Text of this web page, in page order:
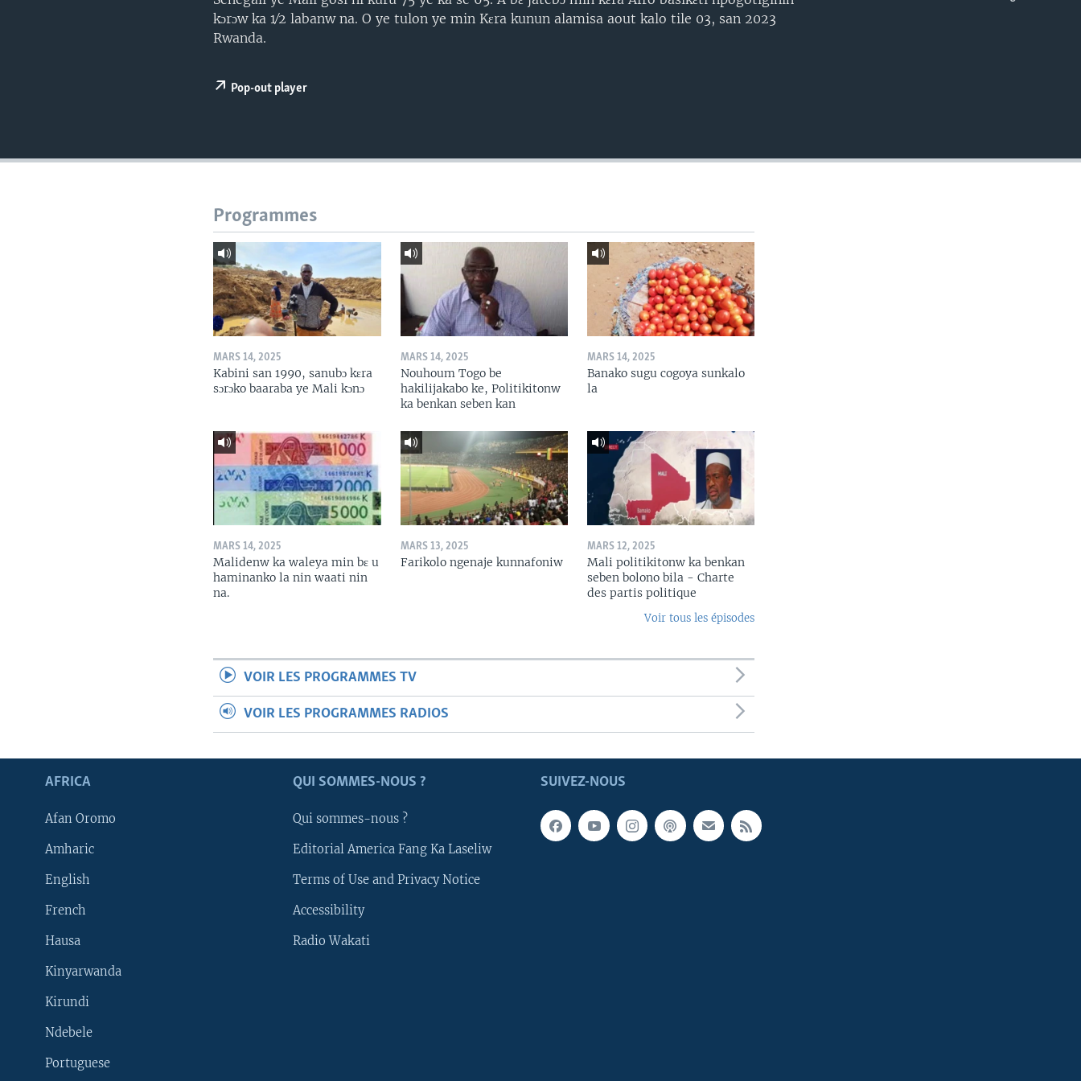
kɔrɔw ka 1⁄2 labanw na. O ye tulon ye min Kɛra kunun alamisa aout kalo tile 03, san 2023
Rwanda.
Pop-out player
Programmes
MARS 14, 2025
Kabini san 1990, sanubɔ kɛra
sɔrɔko baaraba ye Mali kɔnɔ
MARS 14, 2025
Nouhoum Togo be
hakilijakabo ke, Politikitonw
ka benkan seben kan
MARS 14, 2025
Banako sugu cogoya sunkalo
la
MARS 14, 2025
Malidenw ka waleya min bɛ u
haminanko la nin waati nin
na.
MARS 13, 2025
Farikolo ngenaje kunnafoniw
MARS 12, 2025
Mali politikitonw ka benkan
seben bolono bila - Charte
des partis politique
Voir tous les épisodes
VOIR LES PROGRAMMES TV
VOIR LES PROGRAMMES RADIOS
SUIVEZ-NOUS
AFRICA
Afan Oromo
Amharic
English
French
Hausa
Kinyarwanda
Kirundi
Ndebele
Portuguese
QUI SOMMES-NOUS ?
Qui sommes-nous ?
Editorial America Fang Ka Laseliw
Terms of Use and Privacy Notice
Accessibility
Radio Wakati